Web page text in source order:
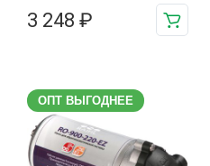
3 248 ₽
ОПТ ВЫГОДНЕЕ